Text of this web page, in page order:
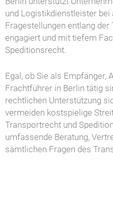
und Logistikdienstleister bei
Fragestellungen entlang
engagiert und mit tiefem
Speditionsrecht.
Egal, ob Sie als Empfänger,
Frachtführer in Berlin tätig
rechtlichen Unterstützung
vermeiden kostspielige
Transportrecht und
umfassende Beratung,
sämtlichen Fragen des